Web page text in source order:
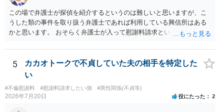
この場で弁護士が探偵を紹介するというのは難しいと思いますが、こ
うした類の事件を取り扱う弁護士であれば利用している興信所はある
かと思います。 おそらく弁護士が入って慰謝料請求という流れになる
めします。
5
カカオトークで不貞していた夫の相手を特定した
い
#不倫慰謝料 #慰謝料請求したい側 #異性関係(不貞等)
2026年7月20日 役にたった 2